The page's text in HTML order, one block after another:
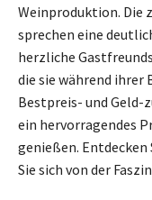
Weinproduktion. Die
sprechen eine
herzliche
die sie während
Bestpreis- und Geld-
ein hervorragendes
genießen. Entdecken
Sie sich von der